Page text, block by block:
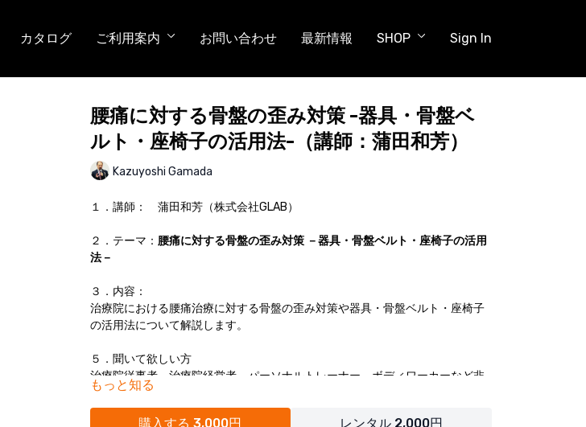
カタログ ご利用案内 お問い合わせ 最新情報 SHOP Sign In
腰痛に対する骨盤の歪み対策 -器具・骨盤ベ
ルト・座椅子の活用法-（講師：蒲田和芳）
Kazuyoshi Gamada
１．講師： 蒲田和芳（株式会社GLAB）
２．テーマ： 腰痛に対する骨盤の歪み対策 －器具・骨盤ベルト・座椅子の活用
法－
３．内容：
治療院における腰痛治療に対する骨盤の歪み対策や器具・骨盤ベルト・座椅子
の活用法について解説します。
５．聞いて欲しい方
治療院従事者、治療院経営者、パーソナルトレーナー、ボディワーカーなど非
医療資格者
もっと知る
購入する 3,000円 レンタル 2,000円